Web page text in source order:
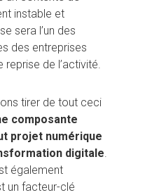
instable et
sera l’un des
des entreprises
de l’activité.
tirer de tout ceci
composante
projet numérique
digitale.
également
un facteur-clé